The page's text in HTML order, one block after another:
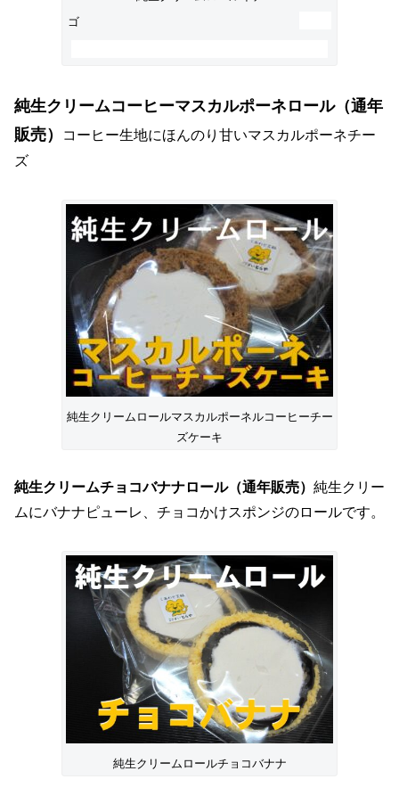
ゴ
純生クリームコーヒーマスカルポーネロール（通年
販売）
コーヒー生地にほんのり甘いマスカルポーネチー
ズ
純生クリームロールマスカルポーネルコーヒーチー
ズケーキ
純生クリームチョコバナナロール（通年販売） 純生クリー
ムにバナナピューレ、チョコかけスポンジのロールです。
純生クリームロールチョコバナナ